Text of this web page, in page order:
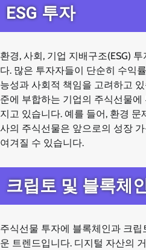
ESG 투자
환경, 사회, 기업 지배구조(ESG)
다. 많은 투자자들이 단순히 수익
능성과 사회적 책임을 고려하고 있
준에 부합하는 기업의 주식선물
지고 있습니다. 예를 들어, 환경 문
사의 주식선물은 앞으로의 성장
여겨질 수 있습니다.
크립토 및 블록체
주식선물 투자에 블록체인과 크
운 트렌드입니다. 디지털 자산의